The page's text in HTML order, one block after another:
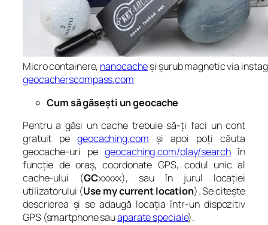
Micro containere, nanocacheși șurub magnetic via
geocacherscompass.com
Cum să găsești un geocache
Pentru a găsi un cache trebuie să-ți faci un cont
gratuit pegeocaching.com și apoi poți căuta
geocache-uri pegeocaching.com/play/searchîn
funcție de oraș, coordonate GPS, codul unic al
cache-ului (GCxxxxx), sau în jurul locației
utilizatorului (Use my current location). Se citește
descrierea și se adaugă locația într-un dispozitiv
GPS (smartphone sauaparate speciale).